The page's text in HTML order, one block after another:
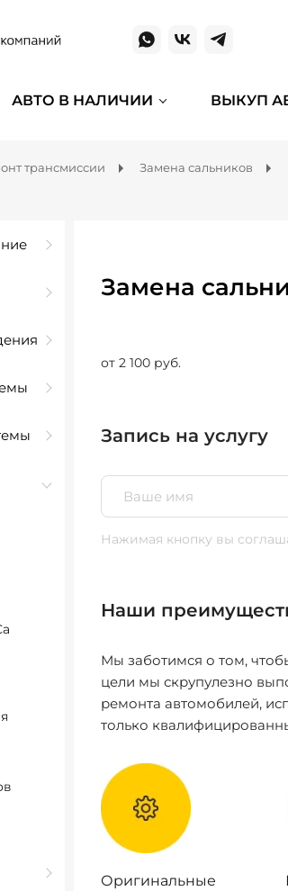
АВТО В НАЛИЧИИ ВЫКУП
трансмиссии Замена сальников
Замена
от 2 100 руб.
Запись на услугу
Нажимая кнопку вы
Наши
Мы заботимся о том,
цели мы скрупулезно
ремонта автомобилей,
только
Оригинальные